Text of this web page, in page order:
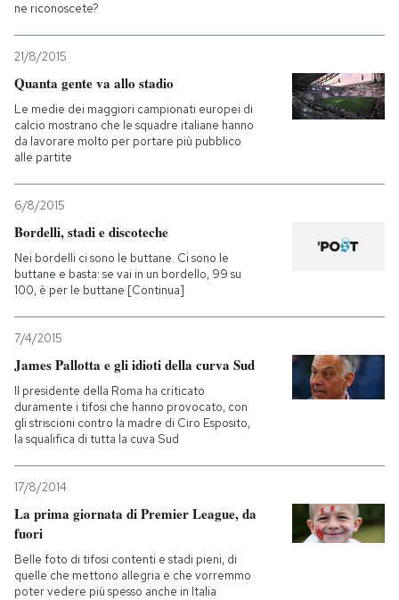
ne riconoscete?
21/8/2015
Quanta gente va allo stadio
Le medie dei maggiori campionati europei di
calcio mostrano che le squadre italiane hanno
da lavorare molto per portare più pubblico
alle partite
6/8/2015
Bordelli, stadi e discoteche
Nei bordelli ci sono le buttane. Ci sono le
buttane e basta: se vai in un bordello, 99 su
100, è per le buttane [Continua]
7/4/2015
James Pallotta e gli idioti della curva Sud
Il presidente della Roma ha criticato
duramente i tifosi che hanno provocato, con
gli striscioni contro la madre di Ciro Esposito,
la squalifica di tutta la cuva Sud
17/8/2014
La prima giornata di Premier League, da
fuori
Belle foto di tifosi contenti e stadi pieni, di
quelle che mettono allegria e che vorremmo
poter vedere più spesso anche in Italia